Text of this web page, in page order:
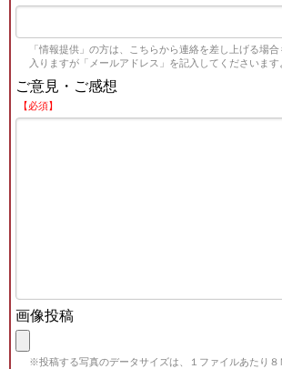
「情報提供」の方は、こちらから連絡を差し上げる場
入りますが「メールアドレス」を記入してくださいます
ご意見・ご感想
【必須】
画像投稿
※投稿する写真のデータサイズは、１ファイルあたり８